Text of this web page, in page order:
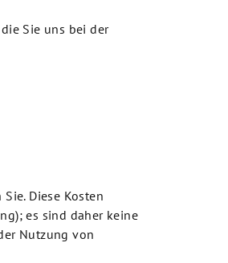
Sie uns bei der
Diese Kosten
es sind daher keine
Nutzung von